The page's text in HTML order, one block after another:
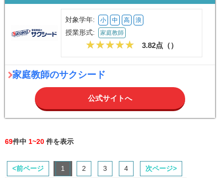
対象学年: 小 中 高 浪
授業形式: 家庭教師
3.82点（）
家庭教師のサクシード
公式サイトへ
69件中 1~20 件を表示
<前ページ 1 2 3 4 次ページ>